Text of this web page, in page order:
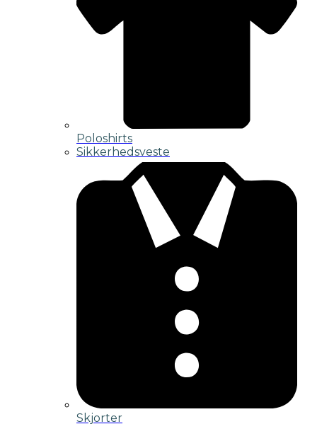
Poloshirts
Sikkerhedsveste
Skjorter